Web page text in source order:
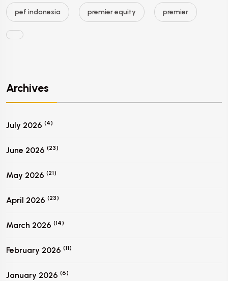
pef indonesia premier equity premier
Archives
July 2026 (4)
June 2026 (23)
May 2026 (21)
April 2026 (23)
March 2026 (14)
February 2026 (11)
January 2026 (6)